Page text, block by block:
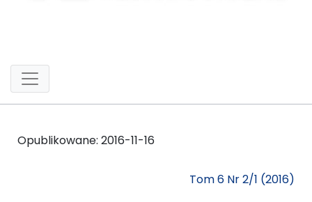
Opublikowane: 2016-11-16
Tom 6 Nr 2/1 (2016)